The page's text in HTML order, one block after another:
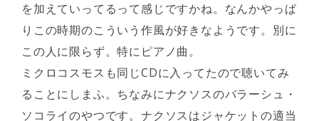
を加えていってるって感じですかね。なんかやっぱ
りこの時期のこういう作風が好きなようです。別に
この人に限らず。特にピアノ曲。
ミクロコスモスも同じCDに入ってたので聴いてみ
ることにしまふ。ちなみにナクソスのバラーシュ・
ソコライのやつです。ナクソスはジャケットの適当